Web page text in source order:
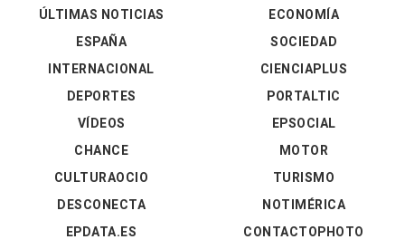
ÚLTIMAS NOTICIAS
ESPAÑA
INTERNACIONAL
DEPORTES
VÍDEOS
ECONOMÍA
SOCIEDAD
CIENCIAPLUS
PORTALTIC
EPSOCIAL
CHANCE
CULTURAOCIO
DESCONECTA
EPDATA.ES
MOTOR
TURISMO
NOTIMÉRICA
CONTACTOPHOTO